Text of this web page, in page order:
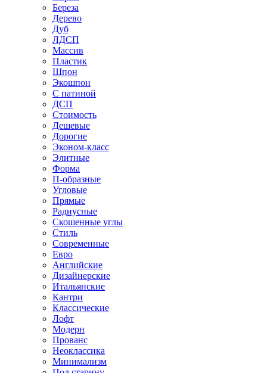
Береза
Дерево
Дуб
ЛДСП
Массив
Пластик
Шпон
Экошпон
С патиной
ДСП
Стоимость
Дешевые
Дорогие
Эконом-класс
Элитные
Форма
П-образные
Угловые
Прямые
Радиусные
Скошенные углы
Стиль
Современные
Евро
Английские
Дизайнерские
Итальянские
Кантри
Классические
Лофт
Модерн
Прованс
Неоклассика
Минимализм